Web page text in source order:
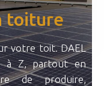
toiture
votre toit. DAEL
à Z, partout en
de produire,